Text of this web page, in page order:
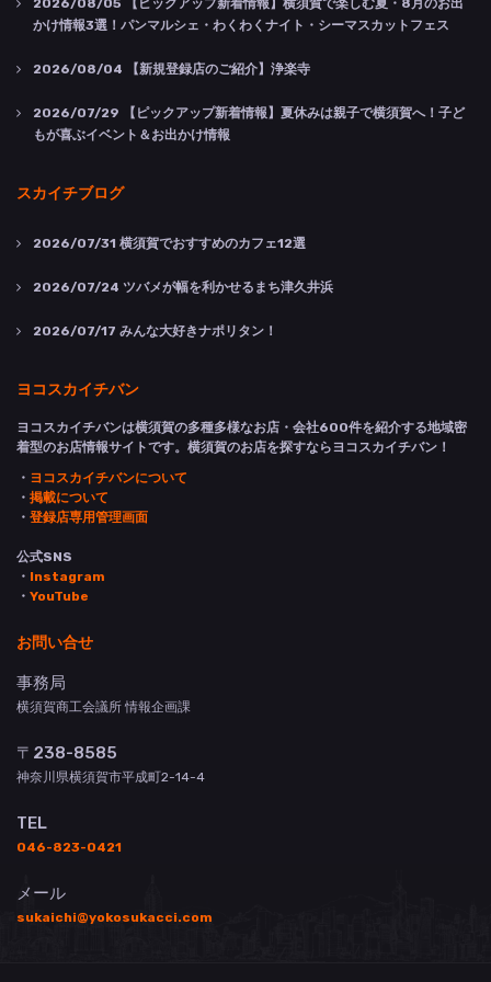
2026/08/05 【ピックアップ新着情報】横須賀で楽しむ夏・8月のお出
かけ情報3選！パンマルシェ・わくわくナイト・シーマスカットフェス
2026/08/04 【新規登録店のご紹介】浄楽寺
2026/07/29 【ピックアップ新着情報】夏休みは親子で横須賀へ！子ど
もが喜ぶイベント＆お出かけ情報
スカイチブログ
2026/07/31 横須賀でおすすめのカフェ12選
2026/07/24 ツバメが幅を利かせるまち津久井浜
2026/07/17 みんな大好きナポリタン！
ヨコスカイチバン
ヨコスカイチバンは横須賀の多種多様なお店・会社600件を紹介する地域密
着型のお店情報サイトです。横須賀のお店を探すならヨコスカイチバン！
・ ヨコスカイチバンについて
・ 掲載について
・ 登録店専用管理画面
公式SNS
・ Instagram
・ YouTube
お問い合せ
事務局
横須賀商工会議所 情報企画課
〒238-8585
神奈川県横須賀市平成町2-14-4
TEL
046-823-0421
メール
sukaichi@yokosukacci.com